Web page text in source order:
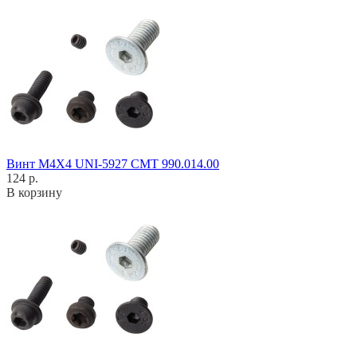
Винт M4X4 UNI-5927 CMT 990.014.00
124 р.
В корзину